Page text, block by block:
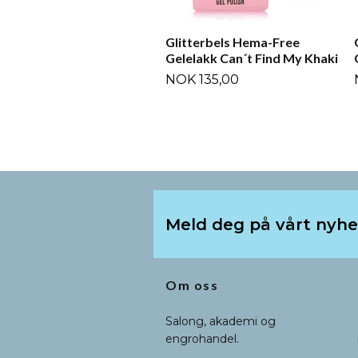
Glitterbels Hema-Free
Gelelakk Can´t Find My Khaki
NOK 135,00
Meld deg på vårt
Om oss
Salong, akademi og
engrohandel.